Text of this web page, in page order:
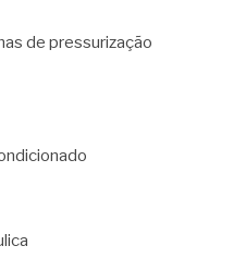
de pressurização